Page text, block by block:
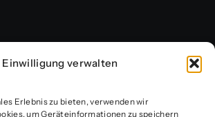
Einwilligung verwalten
Erlebnis zu bieten, verwenden wir
um Geräteinformationen zu speichern